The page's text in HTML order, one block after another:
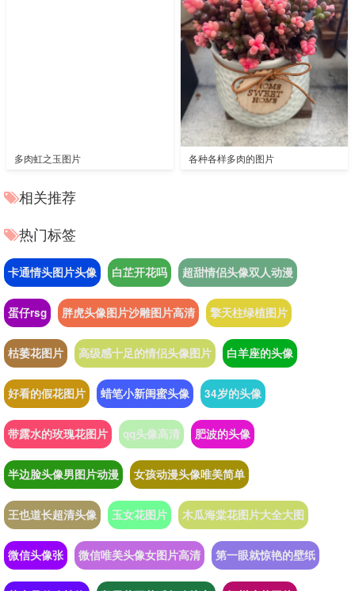
多肉虹之玉图片 各种各样多肉的图片
相关推荐
热门标签
卡通情头图片头像 白芷开花吗 超甜情侣头像双人动漫
蛋仔rsg 胖虎头像图片沙雕图片高清 擎天柱绿植图片
枯萎花图片 高级感十足的情侣头像图片 白羊座的头像
好看的假花图片 蜡笔小新闺蜜头像 34岁的头像
带露水的玫瑰花图片 qq头像高清 肥波的头像
半边脸头像男图片动漫 女孩动漫头像唯美简单
王也道长超清头像 玉女花图片 木瓜海棠花图片大全大图
微信头像张 微信唯美头像女图片高清 第一眼就惊艳的壁纸